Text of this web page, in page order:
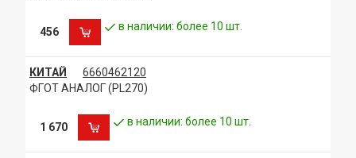
456 в наличии: более 10 шт.
КИТАЙ
6660462120
ФГОТ АНАЛОГ (PL270)
1 670 в наличии: более 10 шт.